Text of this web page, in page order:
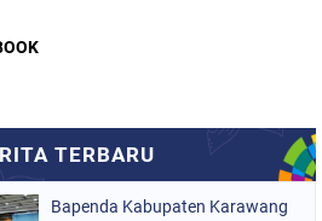
Bapenda Kabupaten Karawang